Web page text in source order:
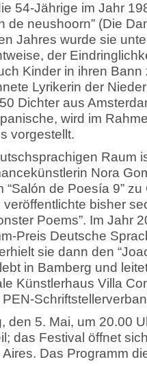
54-Jährige im Jahr
de neushoorn” (Die
Jahres wurde sie
der
Kinder in ihren Bann
Lyrikerin der
Dichter aus
wird im
vorgestellt.
Raum
Nora
“Salón de Poesía 9”
veröffentlichte bisher
Poems”. Im Jahr
Preis Deutsche
sie dann den
in Bamberg und
Künstlerhaus Villa
den 5. Mai, um 20.00
das Festival öffnet
Das Programm